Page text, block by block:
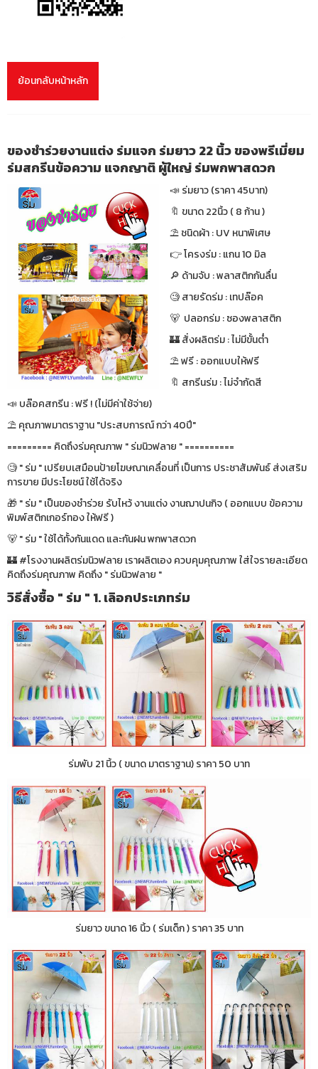
ย้อนกลับหน้าหลัก
ของชำร่วยงานแต่ง ร่มแจก ร่มยาว 22 นิ้ว ของพรีเมี่ยม
ร่มสกรีนข้อความ แจกญาติ ผู้ใหญ่ ร่มพกพาสดวก
📣 ร่มยาว (ราคา 45บาท)
🔖 ขนาด 22นิ้ว ( 8 ก้าน )
⛱ ชนิดผ้า : UV หนาพิเศษ
👉 โครงร่ม : แกน 10 มิล
🔎 ด้ามจับ : พลาสติกกันลื่น
🧐 สายรัดร่ม : เทปล๊อค
🐻 ปลอกร่ม : ซองพลาสติก
🏰 สั่งผลิตร่ม : ไม่มีขั้นต่ำ
⛱ ฟรี : ออกแบบให้ฟรี
🔖 สกรีนร่ม : ไม่จำกัดสี
📣 บล๊อคสกรีน : ฟรี ! (ไม่มีค่าใช้จ่าย)
⛱ คุณภาพมาตราฐาน "ประสบการณ์ กว่า 40ปี"
========= คิดถึงร่มคุณภาพ " ร่มนิวฟลาย " ==========
🧐 " ร่ม " เปรียบเสมือนป้ายโฆษณาเคลื่อนที่ เป็นการ ประชาสัมพันธ์ ส่งเสริม
การขาย มีประโยชน์ ใช้ได้จริง
🎁 " ร่ม " เป็นของชำร่วย รับไหว้ งานแต่ง งานฌาปนกิจ ( ออกแบบ ข้อความ
พิมพ์สติกเกอร์ทอง ให้ฟรี )
🐻 " ร่ม " ใช้ได้ทั้งกันแดด และกันฝน พกพาสดวก
🏰 #โรงงานผลิตร่มนิวฟลาย เราผลิตเอง ควบคุมคุณภาพ ใส่ใจรายละเอียด
คิดถึงร่มคุณภาพ คิดถึง " ร่มนิวฟลาย "
วิธีสั่งซื้อ " ร่ม " 1. เลิอกประเภทร่ม
ร่มพับ 21 นิ้ว ( ขนาด มาตราฐาน) ราคา 50 บาท
ร่มยาว ขนาด 16 นิ้ว ( ร่มเด็ก ) ราคา 35 บาท